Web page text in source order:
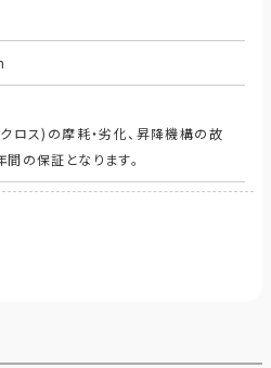
ロス)の摩耗・劣化、昇降機構の故
の保証となります。